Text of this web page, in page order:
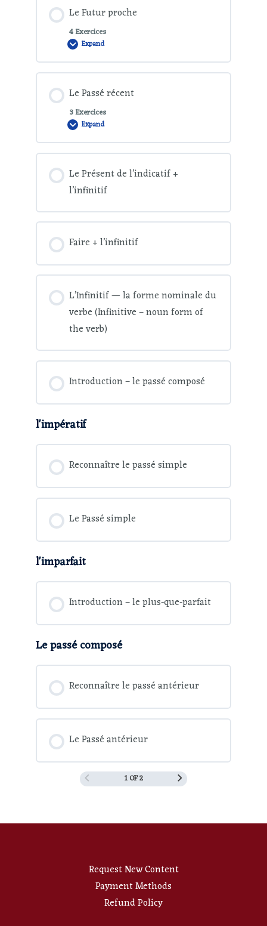
Le Futur proche
4 Exercices
Expand
Le Passé récent
3 Exercices
Expand
Le Présent de l’indicatif +
l’infinitif
Faire + l’infinitif
L’Infinitif — la forme nominale du
verbe (Infinitive – noun form of
the verb)
Introduction – le passé composé
l'impératif
Reconnaître le passé simple
Le Passé simple
l'imparfait
Introduction – le plus-que-parfait
Le passé composé
Reconnaître le passé antérieur
Le Passé antérieur
1 OF 2
Request New Content
Payment Methods
Refund Policy